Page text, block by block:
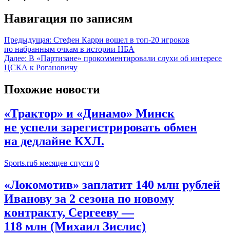
Навигация по записям
Предыдущая: Стефен Карри вошел в топ‑20 игроков
по набранным очкам в истории НБА
Далее: В «Партизане» прокомментировали слухи об интересе
ЦСКА к Рогановичу
Похожие новости
«Трактор» и «Динамо» Минск
не успели зарегистрировать обмен
на дедлайне КХЛ.
Sports.ru6 месяцев спустя 0
«Локомотив» заплатит 140 млн рублей
Иванову за 2 сезона по новому
контракту, Сергееву —
118 млн (Михаил Зислис)